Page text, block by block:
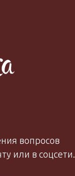
вопросов
или в соцсети.